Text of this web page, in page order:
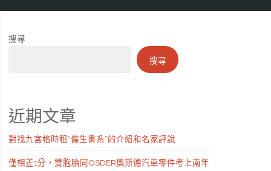
搜尋
搜尋
近期文章
對找九宮格時租“儒生書系”的介紹和名家評說
僅相差1分，雙胞胎同OSDER奧斯德汽車零件考上南年